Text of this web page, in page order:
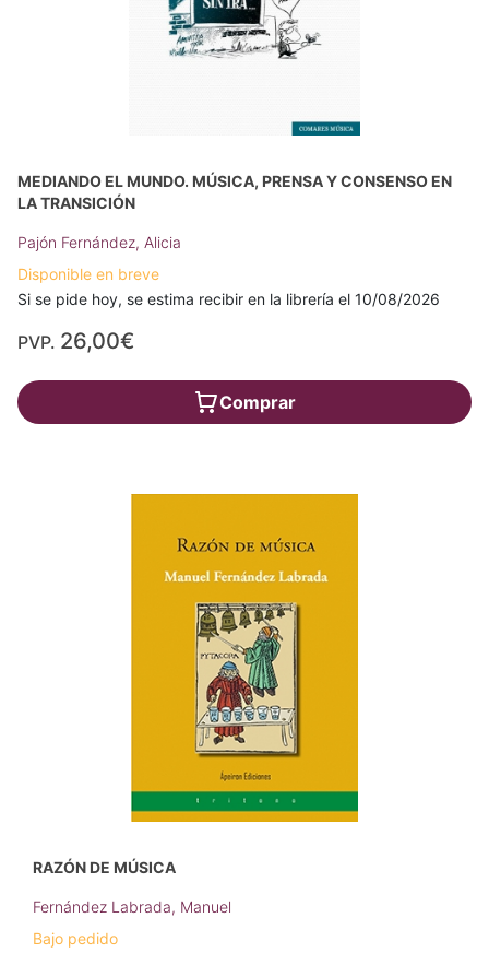
MEDIANDO EL MUNDO. MÚSICA, PRENSA Y CONSENSO EN
LA TRANSICIÓN
Pajón Fernández, Alicia
Disponible en breve
Si se pide hoy, se estima recibir en la librería el 10/08/2026
PVP. 26,00€
Comprar
RAZÓN DE MÚSICA
Fernández Labrada, Manuel
Bajo pedido